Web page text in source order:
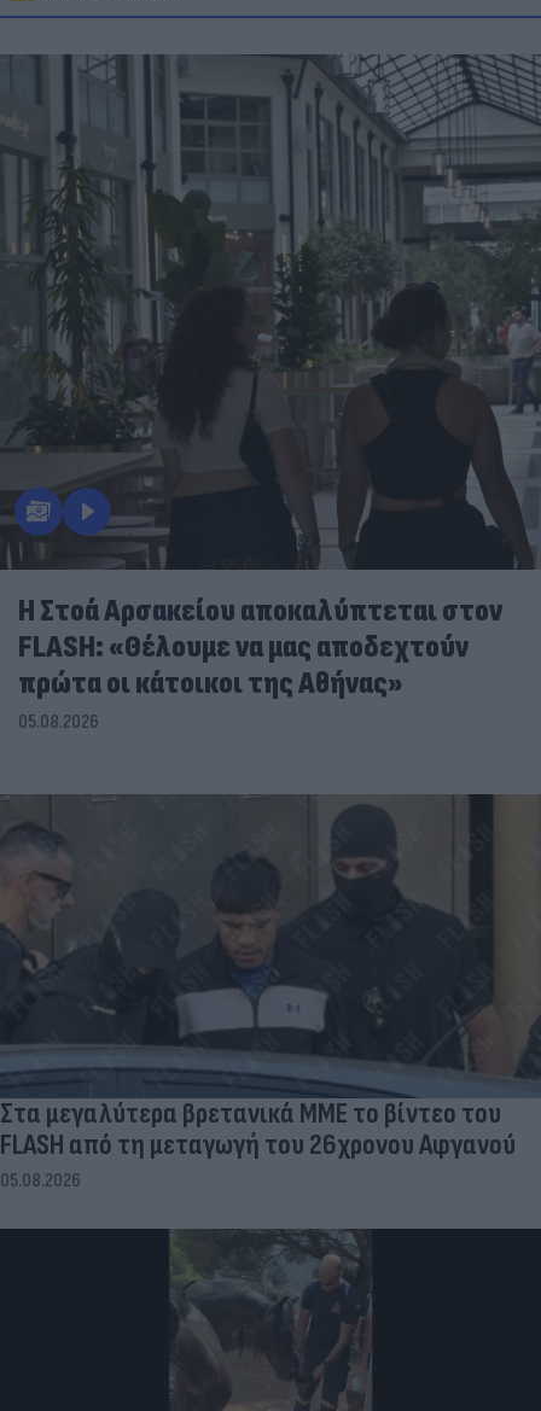
Η Στοά Αρσακείου αποκαλύπτεται στον
FLASH: «Θέλουμε να μας αποδεχτούν
πρώτα οι κάτοικοι της Αθήνας»
05.08.2026
Στα μεγαλύτερα βρετανικά ΜΜΕ το βίντεο του
FLASH από τη μεταγωγή του 26χρονου Αφγανού
05.08.2026